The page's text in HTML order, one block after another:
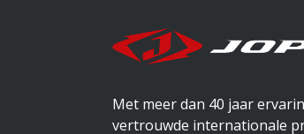
Met meer dan 40 jaar
vertrouwde internationale